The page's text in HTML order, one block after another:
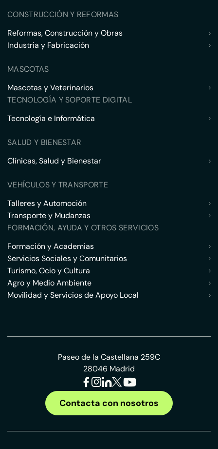
CONSTRUCCIÓN Y REFORMAS
Reformas, Construcción y Obras
›
Industria y Fabricación
›
MASCOTAS
Mascotas y Veterinarios
›
TECNOLOGÍA Y SOPORTE DIGITAL
Tecnología e Informática
›
SALUD Y BIENESTAR
Clínicas, Salud y Bienestar
›
VEHÍCULOS Y TRANSPORTE
Talleres y Automoción
›
Transporte y Mudanzas
›
FORMACIÓN, AYUDA Y OTROS SERVICIOS
Formación y Academias
›
Servicios Sociales y Comunitarios
›
Turismo, Ocio y Cultura
›
Agro y Medio Ambiente
›
Movilidad y Servicios de Apoyo Local
›
Paseo de la Castellana 259C
28046 Madrid
Contacta con nosotros